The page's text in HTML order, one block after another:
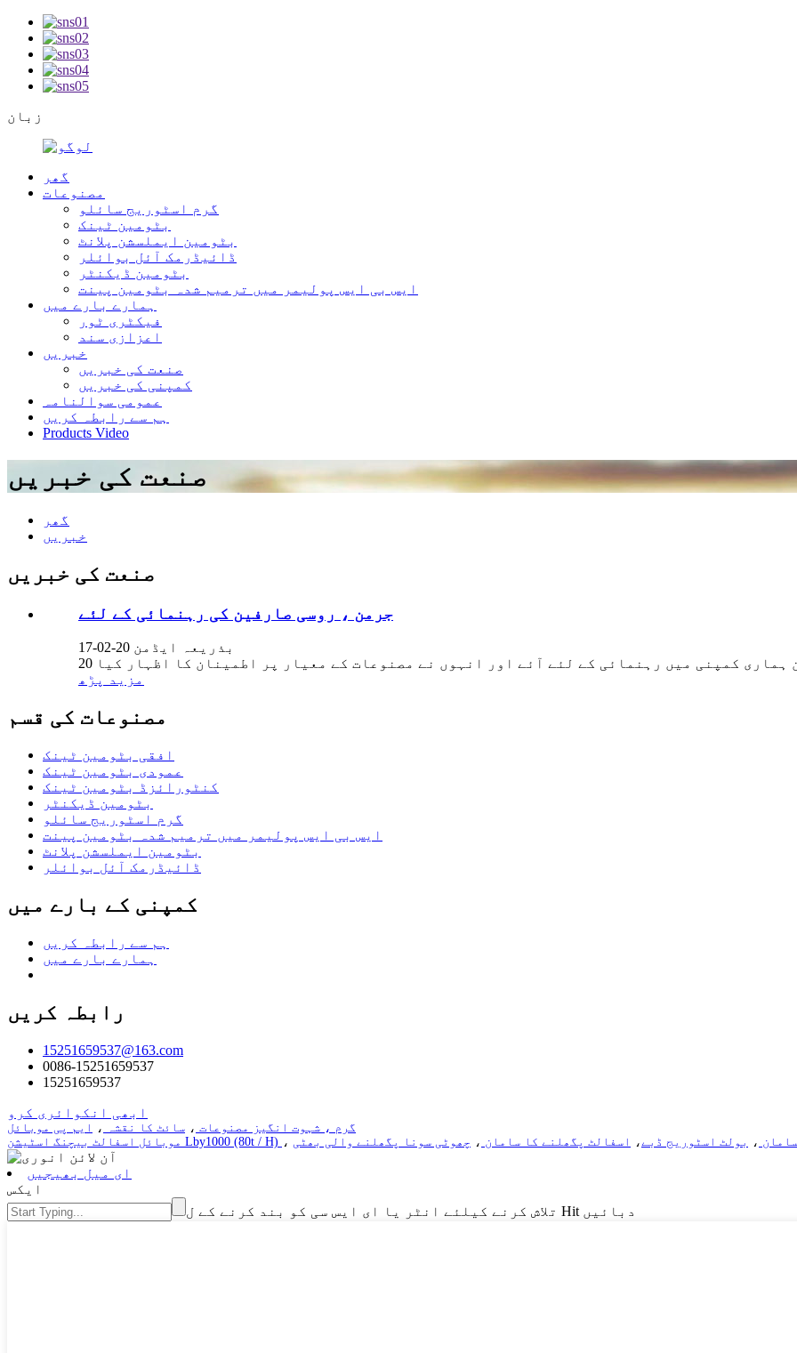
زبان
گھر
مصنوعات
گرم اسٹوریج سائلو
بٹومین ٹینک
بٹومین ایملسشن پلانٹ
ڈائیڈرمک آئل بوائلر
بٹومین ڈیکنٹر
ایس بی ایس پولیمر میں ترمیم شدہ بٹومین پینت
ہمارے بارے میں
فیکٹری ٹور
اعزازی سند
خبریں
صنعت کی خبریں
کمپنی کی خبریں
عمومی سوالنامہ
ہم سے رابطہ کریں
Products Video
صنعت کی خبریں
گھر
خبریں
صنعت کی خبریں
جرمن ، روسی صارفین کی رہنمائی کے لئے
بذریعہ ایڈمن 20-02-17
مزید پڑھ
مصنوعات کی قسم
افقی بٹومین ٹینک
عمودی بٹومین ٹینک
کنٹورائزڈ بٹومین ٹینک
بٹومین ڈیکنٹر
گرم اسٹوریج سائلو
ایس بی ایس پولیمر میں ترمیم شدہ بٹومین پینت
بٹومین ایملسشن پلانٹ
ڈائیڈرمک آئل بوائلر
کمپنی کے بارے میں
ہم سے رابطہ کریں
ہمارے بارے میں
رابطہ کریں
15251659537@163.com
0086-15251659537
15251659537
ابھی انکوائری کرو
گرم ، شہوت انگیز مصنوعات ، سائٹ کا نقشہ ،
ایم پی موبائل
موبائل اسفالٹ بیچنگ اسٹیشن Lby1000 (80t / H) ، ، بولٹ اسٹوریج ڈبے ، اسفالٹ پگھلنے کا سامان ،
ای میل بھیجیں
ایکس
تلاش کرنے کیلئے انٹر یا ای ایس سی کو بند کرنے کے ل Hit دبائیں